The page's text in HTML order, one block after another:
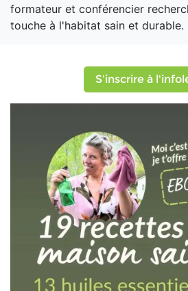
formateur et conférencier
touche à l'habitat sain et durable.
S'inscrire à